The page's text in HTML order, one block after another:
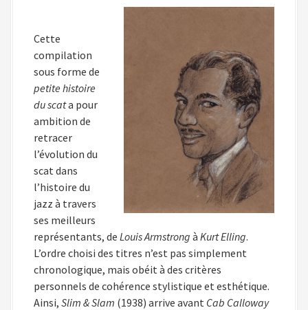
Cette
compilation
sous forme de
petite histoire
du scata pour
ambition de
retracer
l’évolution du
scat dans
l’histoire du
jazz à travers
ses meilleurs
représentants, de Louis Armstrong à Kurt Elling.
L’ordre choisi des titres n’est pas simplement
chronologique, mais obéit à des critères
personnels de cohérence stylistique et esthétique.
Ainsi, Slim & Slam (1938) arrive avant Cab Calloway